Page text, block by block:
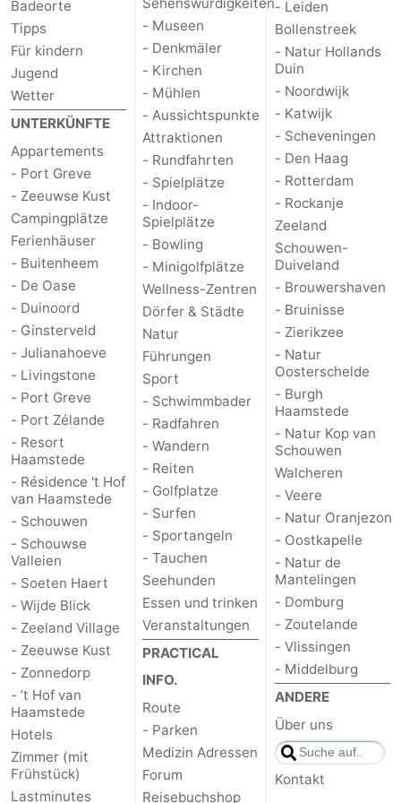
-
Natur
Hollands
Duin
-
Noordwijk
-
Katwijk
-
Scheveningen
-
Den
-
Rockanje
Zeeland
Schouwen-
Duiveland
-
Brouwershaven
Bruinisse
Zierikzee
-
Natur
Oosterschelde
-
Burgh
Haamstede
Natur
Kop
van
Schouwen
Walcheren
-
Veere
-
Natur
Oranjezon
-
Oostkapelle
-
Badeorte
Tipps
Für kindern
Jugend
Wetter
UNTERKÜNFTE
Appartements
- Port Greve
- Zeeuwse Kust
Campingplätze
Ferienhäuser
- Buitenheem
- De Oase
- Duinoord
- Ginsterveld
- Julianahoeve
- Livingstone
- Port Greve
- Port Zélande
- Resort
Haamstede
- Résidence 't Hof
van Haamstede
- Schouwen
- Schouwse
Valleien
- Soeten Haert
- Wijde Blick
- Zeeland Village
- Zeeuwse Kust
- Zonnedorp
- ’t Hof van
Haamstede
Hotels
Zimmer (mit
Frühstück)
Lastminutes
- Museen
- Denkmäler
- Kirchen
- Mühlen
- Aussichtspunkte
Attraktionen
- Rundfahrten
- Spielplätze
- Indoor-
Spielplätze
- Bowling
- Minigolfplätze
Wellness-Zentren
Dörfer & Städte
Natur
Führungen
Sport
- Schwimmbader
- Radfahren
- Wandern
- Reiten
- Golfplatze
- Surfen
- Sportangeln
- Tauchen
Seehunden
Essen und trinken
Veranstaltungen
PRACTICAL
INFO.
Route
- Parken
Medizin Adressen
Forum
Reisebuchshop
- Leiden
Bollenstreek
- Natur Hollands
Duin
- Noordwijk
- Katwijk
- Scheveningen
- Den Haag
- Rotterdam
- Rockanje
Zeeland
Schouwen-
Duiveland
- Brouwershaven
- Bruinisse
- Zierikzee
- Natur
Oosterschelde
- Burgh
Haamstede
- Natur Kop van
Schouwen
Walcheren
- Veere
- Natur Oranjezon
- Oostkapelle
- Natur de
Mantelingen
- Domburg
- Zoutelande
- Vlissingen
- Middelburg
ANDERE
Über uns
Kontakt